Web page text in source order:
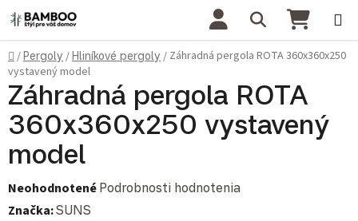
Prejsť na obsah Hľadať
Domov
/Pergoly /Hliníkové pergoly / Záhradná pergola ROTA 360x360x250
vystavený model
Záhradná pergola ROTA
360x360x250 vystavený
model
Priemerné hodnotenie produktu je 0,0 z 5 hviezdičiek.
Neohodnotené Podrobnosti hodnotenia
Značka:SUNS